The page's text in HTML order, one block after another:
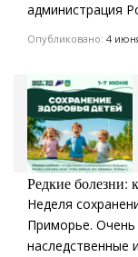
администрация
Опубликовано: 4
Редкие болезни:
Неделя
Приморье.
наследственные